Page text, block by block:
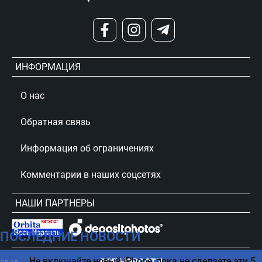
ПОСЛЕДНИЕ НОВОСТИ
ИНФОРМАЦИЯ
О нас
Обратная связь
Информация об ограничениях
Комментарии в наших соцсетях
НАШИ ПАРТНЕРЫ